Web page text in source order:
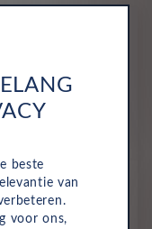
beste
van
voor ons,